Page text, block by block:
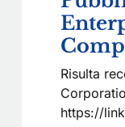
Risulta
https://